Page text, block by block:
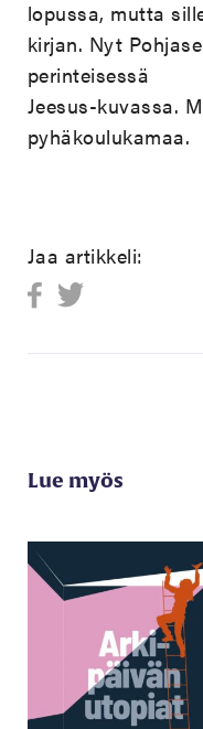
lopussa, mutta
kirjan. Nyt
perinteisessä
Jeesus-kuvassa.
pyhäkoulukamaa.
Jaa artikkeli:
Lue myös